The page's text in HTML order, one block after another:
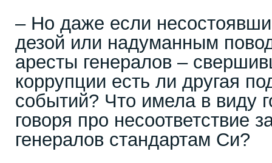
– Но даже если
дезой или надуманным
аресты генералов –
коррупции есть ли другая
событий? Что имела в виду
говоря про несоответствие
генералов стандартам Си?